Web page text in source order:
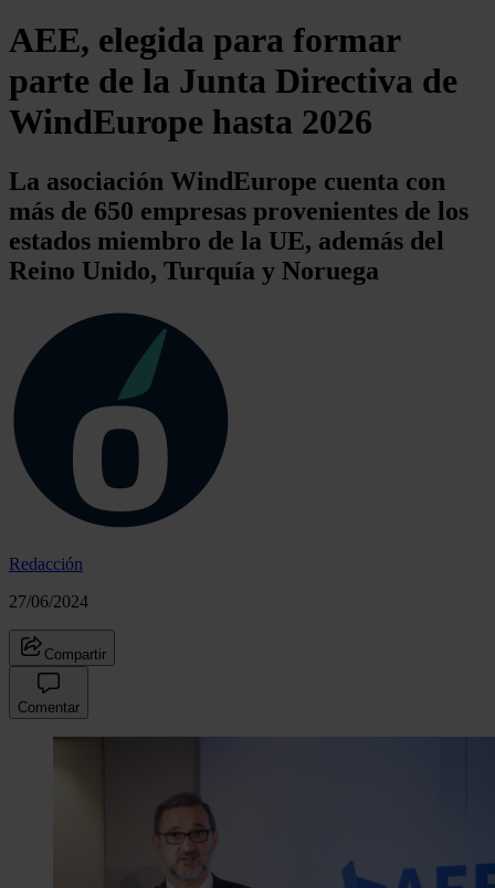
AEE, elegida para formar
parte de la Junta Directiva de
WindEurope hasta 2026
La asociación WindEurope cuenta con
más de 650 empresas provenientes de los
estados miembro de la UE, además del
Reino Unido, Turquía y Noruega
Redacción
27/06/2024
Compartir
Comentar